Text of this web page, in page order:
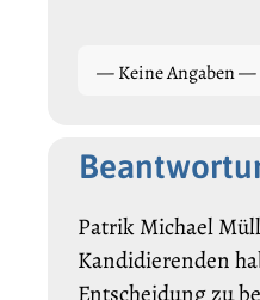
— Keine Angaben —
Patrik Michael
Kandidierenden
Entscheidung zu